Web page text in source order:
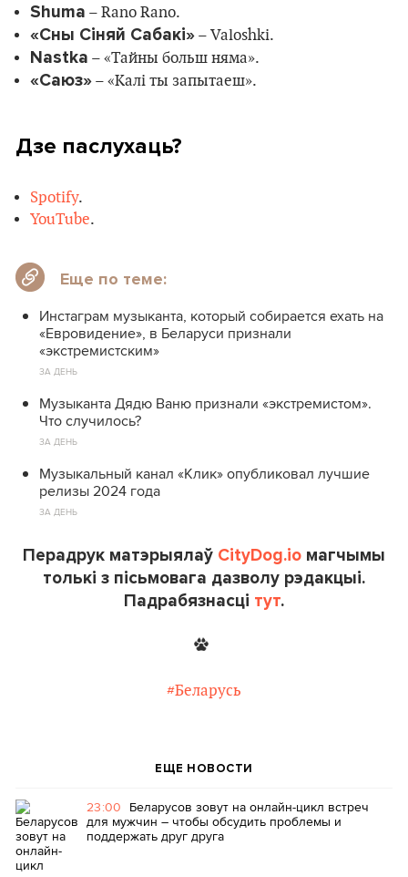
Shuma – Rano Rano.
«Сны Сіняй Сабакі» – Valoshki.
Nastka – «Тайны больш няма».
«Саюз» – «Калі ты запытаеш».
Дзе паслухаць?
Spotify.
YouTube.
Еще по теме:
Инстаграм музыканта, который собирается ехать на
«Евровидение», в Беларуси признали
«экстремистским»
ЗА ДЕНЬ
Музыканта Дядю Ваню признали «экстремистом».
Что случилось?
ЗА ДЕНЬ
Музыкальный канал «Клик» опубликовал лучшие
релизы 2024 года
ЗА ДЕНЬ
Перадрук матэрыялаў CityDog.io магчымы
толькі з пісьмовага дазволу рэдакцыі.
Падрабязнасці тут.
#Беларусь
ЕЩЕ НОВОСТИ
23:00 Беларусов зовут на онлайн-цикл встреч
для мужчин – чтобы обсудить проблемы и
поддержать друг друга